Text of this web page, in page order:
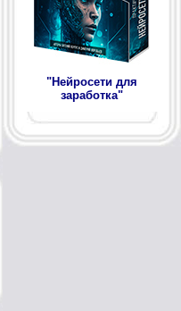
"Нейросети для
заработка"